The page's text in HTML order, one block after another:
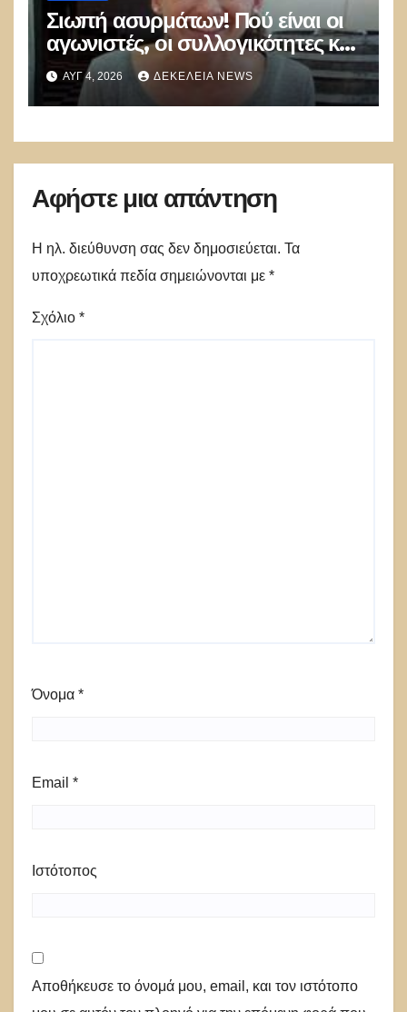
Σιωπή ασυρμάτων! Πού είναι οι
αγωνιστές, οι συλλογικότητες και
οι φεμινίστριες να κραυγάσουν
για τη νέα γυναικοκτονία;
ΑΥΓ 4, 2026 ΔΕΚΈΛΕΙΑ NEWS
Αφήστε μια απάντηση
Η ηλ. διεύθυνση σας δεν δημοσιεύεται. Τα
υποχρεωτικά πεδία σημειώνονται με *
Σχόλιο *
Όνομα *
Email *
Ιστότοπος
Αποθήκευσε το όνομά μου, email, και τον ιστότοπο